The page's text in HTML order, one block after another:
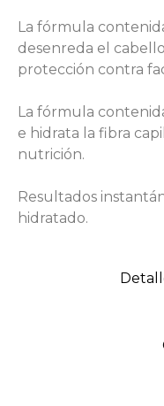
La fórmula
desenreda el
protección contra
La fórmula
e hidrata la fibra
nutrición.
Resultados
hidratado.